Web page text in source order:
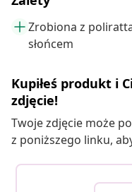
Zrobiona z
słońcem
Kupiłeś produkt i
zdjęcie!
Twoje zdjęcie może
z poniższego linku,